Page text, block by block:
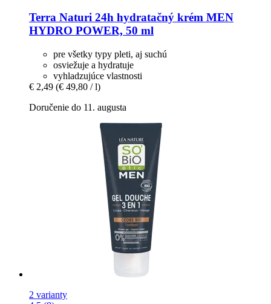
Terra Naturi 24h hydratačný krém MEN
HYDRO POWER, 50 ml
pre všetky typy pleti, aj suchú
osviežuje a hydratuje
vyhladzujúce vlastnosti
€ 2,49 (€ 49,80 / l)
Doručenie do 11. augusta
2 varianty